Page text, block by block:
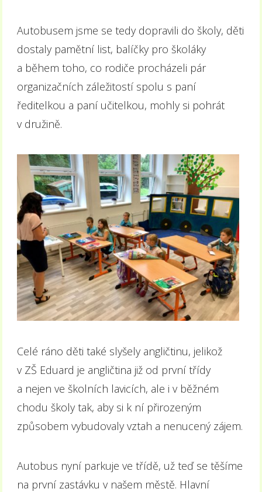
Autobusem jsme se tedy dopravili do školy, děti
dostaly pamětní list, balíčky pro školáky
a během toho, co rodiče procházeli pár
organizačních záležitostí spolu s paní
ředitelkou a paní učitelkou, mohly si pohrát
v družině.
Celé ráno děti také slyšely angličtinu, jelikož
v ZŠ Eduard je angličtina již od první třídy
a nejen ve školních lavicích, ale i v běžném
chodu školy tak, aby si k ní přirozeným
způsobem vybudovaly vztah a nenucený zájem.
Autobus nyní parkuje ve třídě, už teď se těšíme
na první zastávku v našem městě. Hlavní